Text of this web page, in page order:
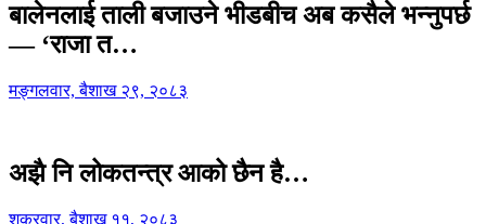
बालेनलाई ताली बजाउने भीडबीच अब कसैले भन्नुपर्छ
— ‘राजा त…
मङ्गलवार, बैशाख २९, २०८३
अझै नि लोकतन्त्र आको छैन है…
शुक्रवार, बैशाख ११, २०८३